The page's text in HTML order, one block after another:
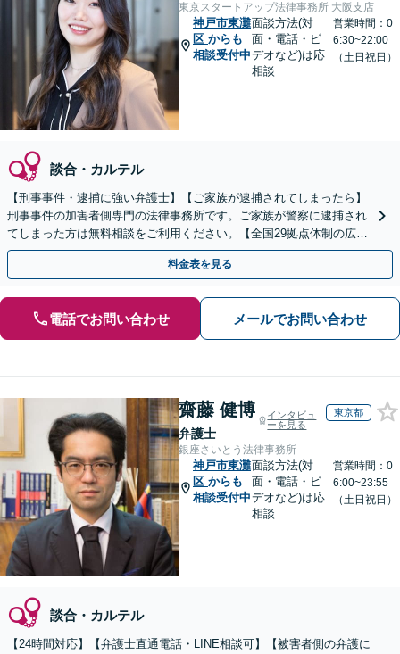
東京スタートアップ法律事務所 大阪支店
神戸市東灘
区 からも
相談受付中
面談方法(対
面・電話・ビ
デオなど)は応
相談
営業時間：0
6:30~22:00
（土日祝日）
談合・カルテル
【刑事事件・逮捕に強い弁護士】【ご家族が逮捕されてしまったら】
刑事事件の加害者側専門の法律事務所です。ご家族が警察に逮捕され
てしまった方は無料相談をご利用ください。【全国29拠点体制の広域
対応】【弁護士待機中/当日中の電話相談可(予約制)】
料金表を見る
電話でお問い合わせ メールでお問い合わせ
齋藤 健博
弁護士
インタビュ
ーを見る
東京都
銀座さいとう法律事務所
神戸市東灘
区 からも
相談受付中
面談方法(対
面・電話・ビ
デオなど)は応
相談
営業時間：0
6:00~23:55
（土日祝日）
談合・カルテル
【24時間対応】【弁護士直通電話・LINE相談可】【被害者側の弁護に